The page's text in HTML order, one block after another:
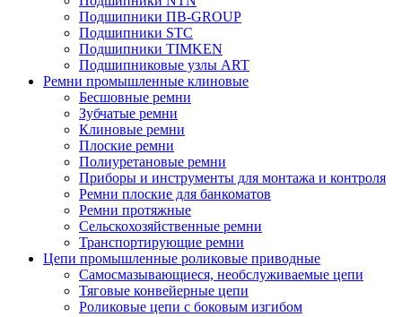
Подшипники ПВ-GROUP
Подшипники STC
Подшипники TIMKEN
Подшипниковые узлы ART
Ремни промышленные клиновые
Бесшовные ремни
Зубчатые ремни
Клиновые ремни
Плоские ремни
Полиуретановые ремни
Приборы и инструменты для монтажа и контроля
Ремни плоские для банкоматов
Ремни протяжные
Сельскохозяйственные ремни
Транспортирующие ремни
Цепи промышленные роликовые приводные
Самосмазывающиеся, необслуживаемые цепи
Тяговые конвейерные цепи
Роликовые цепи с боковым изгибом